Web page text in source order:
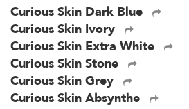
Curious Skin Dark Blue
Curious Skin Ivory
Curious Skin Extra White
Curious Skin Stone
Curious Skin Grey
Curious Skin Absynthe